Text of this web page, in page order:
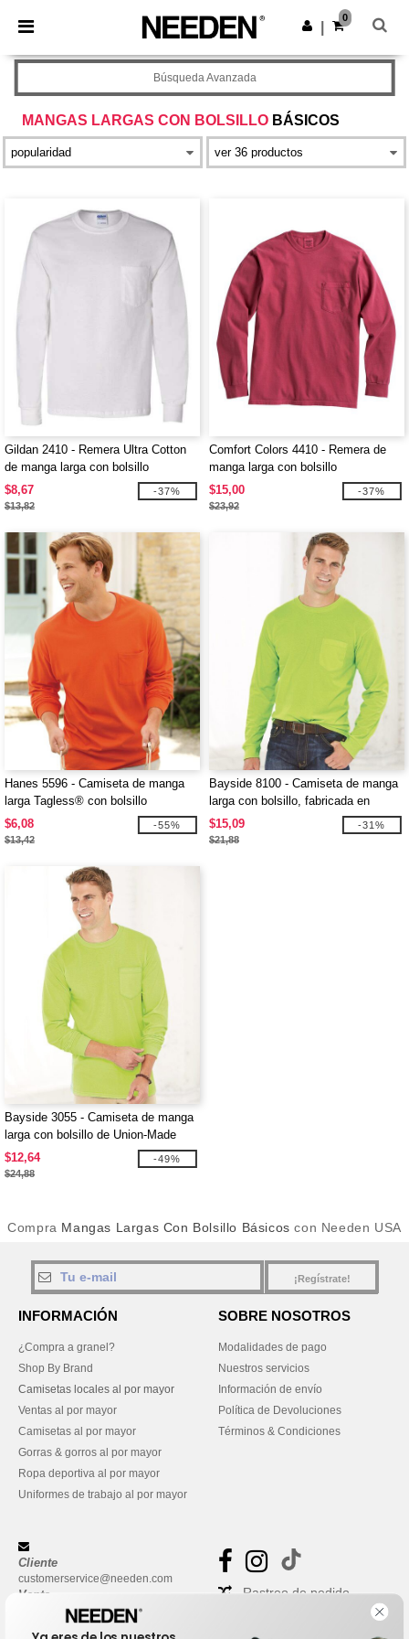
× App de Needen
¡Mejores precios en app!
Descargar app
0
MANGAS LARGAS CON BOLSILLO BÁSICOS
Búsqueda Avanzada
Gildan 2410 - Remera Ultra Cotton
de manga larga con bolsillo
$8,67
$13,82
-37%
Comfort Colors 4410 - Remera de
manga larga con bolsillo
$15,00
$23,92
-37%
Hanes 5596 - Camiseta de manga
larga Tagless® con bolsillo
$6,08
$13,42
-55%
Bayside 8100 - Camiseta de manga
larga con bolsillo, fabricada en
EE.UU.
$15,09
$21,88
-31%
Bayside 3055 - Camiseta de manga
larga con bolsillo de Union-Made
$12,64
$24,88
-49%
Compra Mangas Largas Con Bolsillo Básicos con Needen USA
¡Regístrate!
INFORMACIÓN
¿Compra a granel?
Shop By Brand
Camisetas locales al por mayor
Ventas al por mayor
Camisetas al por mayor
Gorras & gorros al por mayor
Ropa deportiva al por mayor
Uniformes de trabajo al por mayor
SOBRE NOSOTROS
Modalidades de pago
Nuestros servicios
Información de envío
Política de Devoluciones
Términos & Condiciones
Cliente
customerservice@needen.com
Venta
sales@needen.com
Rastreo de pedido